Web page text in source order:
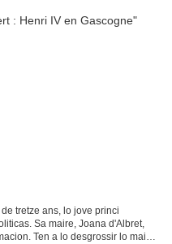
tretze ans, lo jove princi
Sa maire, Joana d'Albret,
Ten a lo desgrossir lo mai